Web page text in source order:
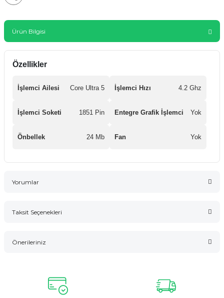
Ürün Bilgisi
Özellikler
İşlemci Ailesi Core Ultra 5 İşlemci Hızı 4.2 Ghz
İşlemci Soketi 1851 Pin Entegre Grafik İşlemci Yok
Önbellek 24 Mb Fan Yok
Yorumlar
Taksit Seçenekleri
Önerileriniz
konularda yetersiz gördüğünüz noktaları öneri formunu
kullanarak tarafımıza iletebilirsiniz.